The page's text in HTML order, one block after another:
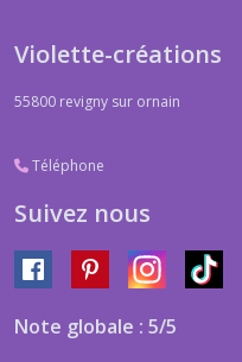
Violette-créations
55800 revigny sur ornain
Téléphone
Suivez nous
Note globale : 5/5